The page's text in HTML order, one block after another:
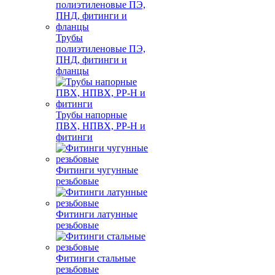
Трубы
полиэтиленовые ПЭ,
ПНД, фитинги и
фланцы
Трубы напорные
ПВХ, НПВХ, PP-H и
фитинги
Фитинги чугунные
резьбовые
Фитинги латунные
резьбовые
Фитинги стальные
резьбовые